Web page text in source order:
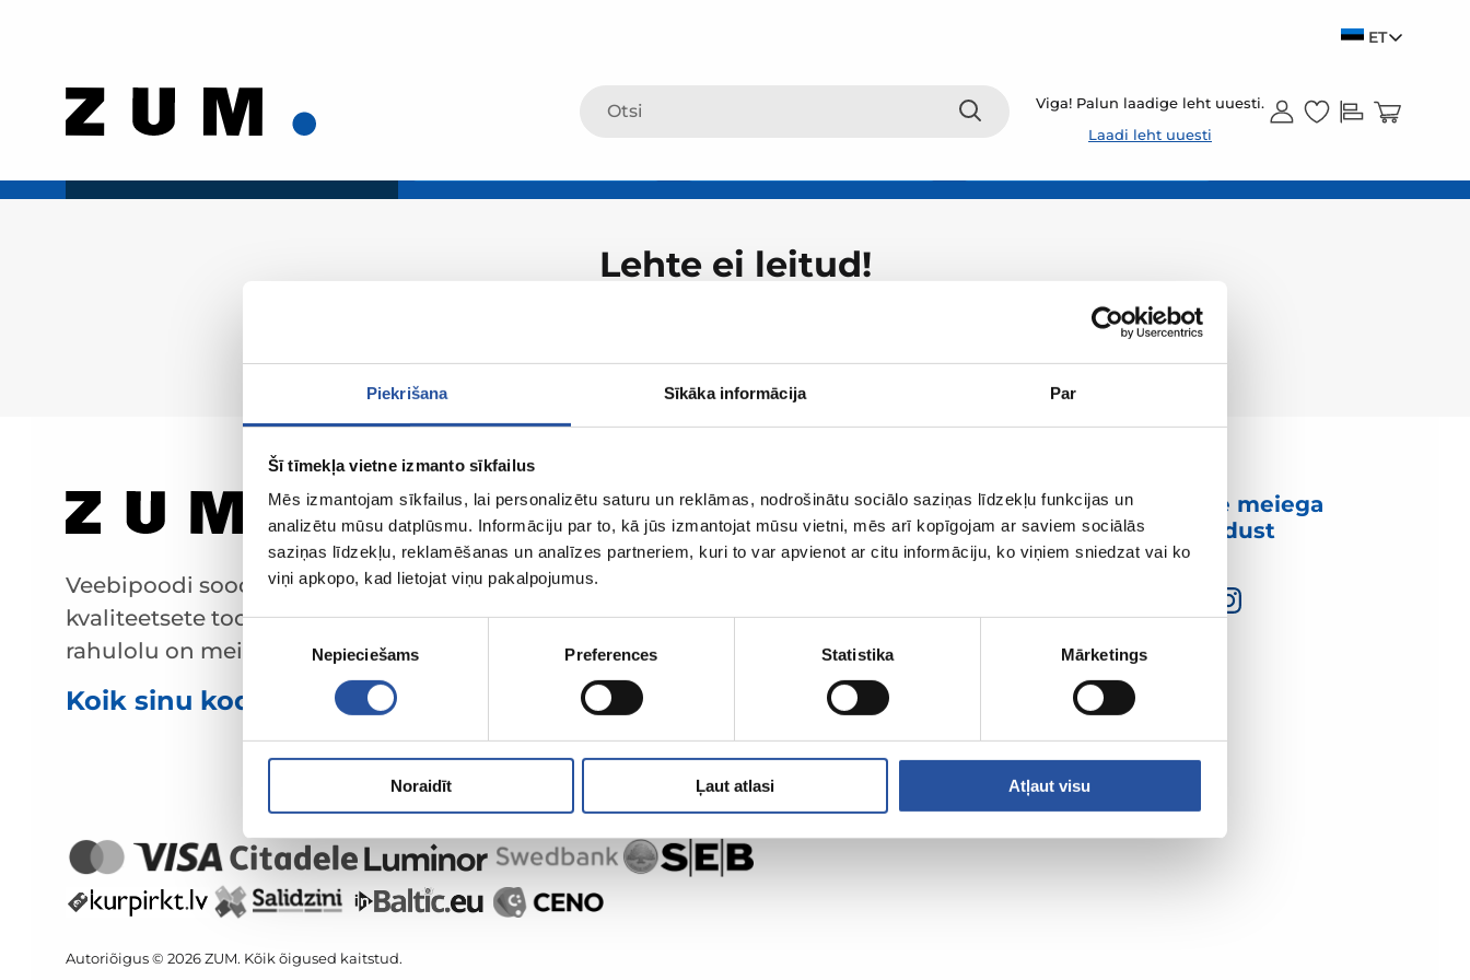
Piekrišana Sīkāka informācija Par
Šī tīmekļa vietne izmanto sīkfailus
Mēs izmantojam sīkfailus, lai personalizētu saturu un reklāmas, nodrošinātu sociālo saziņas līdzekļu funkcijas un
analizētu mūsu datplūsmu. Informāciju par to, kā jūs izmantojat mūsu vietni, mēs arī kopīgojam ar saviem sociālās
saziņas līdzekļu, reklamēšanas un analīzes partneriem, kuri to var apvienot ar citu informāciju, ko viņiem sniedzat vai ko
viņi apkopo, kad lietojat viņu pakalpojumus.
Piekrišanas
Nepieciešams Preferences Statistika Mārketings
Noraidīt Ļaut atlasi Atļaut visu
ET
Viga! Palun laadige leht uuesti.
Laadi leht uuesti
Lehte ei leitud!
Veebipoodi soodsate hindade ja
kvaliteetsete toodetega, kus kliendi
rahulolu on meie peamine väärtus.
Koik sinu kodu ja aia jaoks!
ZUM-ist Ostlemine
Võtke meiega
ühendust
Autoriõigus © 2026 ZUM. Kõik õigused kaitstud.